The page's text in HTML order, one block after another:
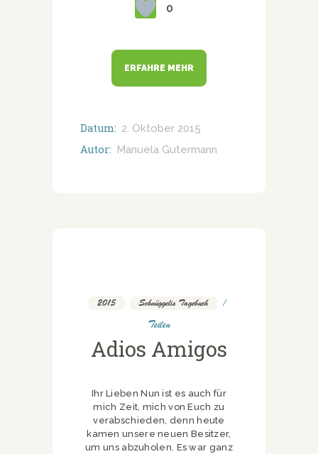
0
ERFAHRE MEHR
Datum: 2. Oktober 2015
Autor: Manuela Gutermann
2015 Schnüggelis Tagebuch
Teilen
Adios Amigos
Ihr Lieben Nun ist es auch für
mich Zeit, mich von Euch zu
verabschieden, denn heute
kamen unsere neuen Besitzer,
um uns abzuholen. Es war ganz